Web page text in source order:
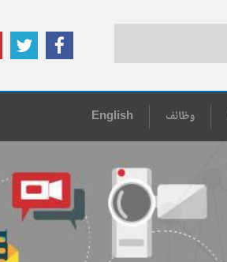
وظائف English